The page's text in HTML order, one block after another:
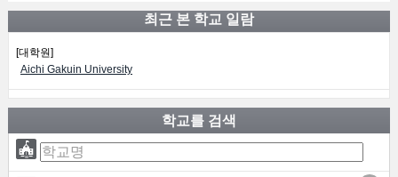
최근 본 학교 일람
[대학원]
Aichi Gakuin University
학교를 검색